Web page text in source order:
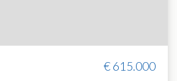
€ 615.000